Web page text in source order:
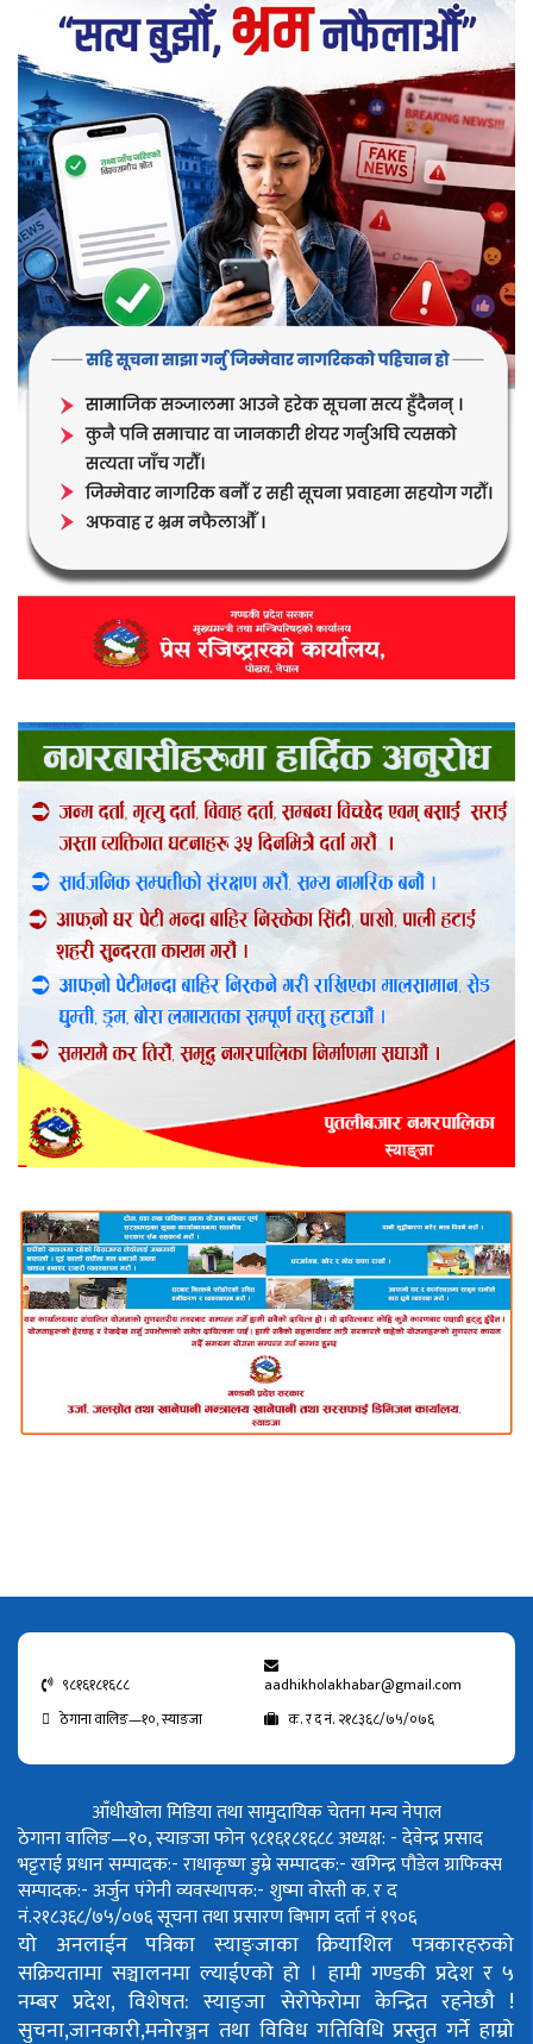
९८१६१८१६८८
aadhikholakhabar@gmail.com
ठेगाना वालिङ—१०, स्याङजा
क. र द नं. २१८३६८/७५/०७६
आँधीखोला मिडिया तथा सामुदायिक चेतना मन्च नेपाल
ठेगाना वालिङ—१०, स्याङजा फोन ९८१६१८१६८८अध्यक्ष: - देवेन्द्र प्रसाद
भट्टराईप्रधान सम्पादक:- राधाकृष्ण डुम्रेसम्पादक:- खगिन्द्र पौडेलग्राफिक्स
सम्पादक:- अर्जुन पंगेनीव्यवस्थापक:- शुष्मा वोस्तीक. र द
नं.२१८३६८/७५/०७६सूचना तथा प्रसारण बिभाग दर्ता नं १९०६
यो अनलाईन पत्रिका स्याङ्जाका क्रियाशिल पत्रकारहरुको
सक्रियतामा सञ्चालनमा ल्याईएको हो । हामी गण्डकी प्रदेश र ५
नम्बर प्रदेश, विशेषत: स्याङ्जा सेरोफेरोमा केन्द्रित रहनेछौ !
सुचना,जानकारी,मनोरञ्जन तथा विविध गतिविधि प्रस्तुत गर्ने हाम्रो